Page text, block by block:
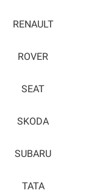
RENAULT
ROVER
SEAT
SKODA
SUBARU
TATA